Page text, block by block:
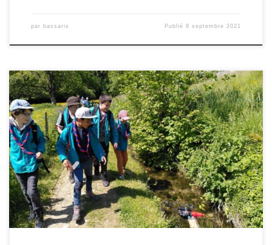
par bassaris Publié8 septembre 2021